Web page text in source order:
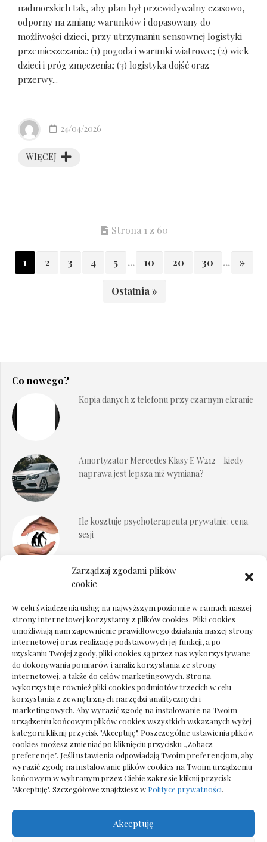
Zarządzaj zgodami plików
cookie
W celu świadczenia usług na najwyższym poziomie w ramach naszej
strony internetowej korzystamy z plików cookies. Pliki cookies
umożliwiają nam zapewnienie prawidłowego działania naszej strony
internetowej oraz realizację podstawowych jej funkcji, a po
uzyskaniu Twojej zgody, pliki cookies są przez nas wykorzystywane
do dokonywania pomiarów i analiz korzystania ze strony
internetowej, a także do celów marketingowych. Strona
wykorzystuje również pliki cookies podmiotów trzecich w celu
korzystania z zewnętrznych narzędzi analitycznych i
marketingowych. Aby wyrazić zgodę na instalowanie na Twoim
urządzeniu końcowym plików cookies wszystkich wskazanych wyżej
kategorii kliknij przycisk "Akceptuję". Poszczególne ustawienia plików
cookies możesz zmieniać po kliknięciu przycisku „Zobacz
preferencje”. Jeśli ustawienia odpowiadają Twoim preferencjom, aby
wyrazić zgodę na instalowanie plików cookies na Twoim urządzeniu
końcowym w wybranym przez Ciebie zakresie kliknij przycisk
"Akceptuję". Szczegółowe znajdziesz w Polityce prywatności.
Akceptuję
nadmorskich tak, aby plan był przewidywalny czasowo,
odporny na zmianę warunków i dopasowany do
możliwości dzieci, przy utrzymaniu sensownej logistyki
przemieszczania.: (1) pogoda i warunki wiatrowe; (2) wiek
dzieci i próg zmęczenia; (3) logistyka dojść oraz
przerwy...
WIĘCEJ
24/04/2026
Strona 1 z 60
1 2 3 4 5 ... 10 20 30 ... »
Ostatnia »
Co nowego?
Kopia danych z telefonu przy czarnym ekranie
Amortyzator Mercedes Klasy E W212 – kiedy
naprawa jest lepsza niż wymiana?
Ile kosztuje psychoterapeuta prywatnie: cena
sesji
Dokumenty do odbioru przy zmianie biura
Deska podłogowa do salonu: jak wybrać bez
pośpiechu